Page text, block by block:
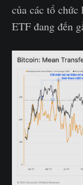
của các tổ
ETF đang đến